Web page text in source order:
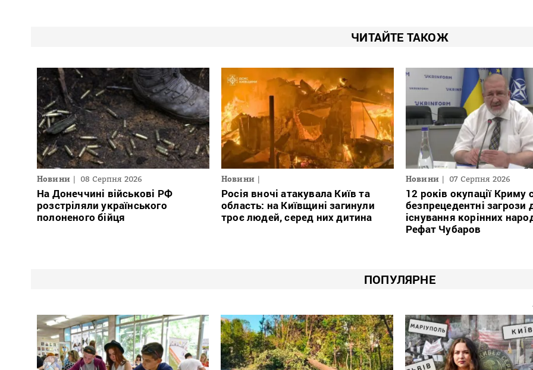
ЧИТАЙТЕ ТАКОЖ
Новини 08 Серпня 2026
На Донеччині військові РФ
розстріляли українського
полоненого бійця
Новини
Росія вночі атакувала Київ та
область: на Київщині загинули
троє людей, серед них дитина
Новини 07 Серпня 2026
12 років окупації Криму
безпрецедентні загрози
існування корінних
Рефат Чубаров
ПОПУЛЯРНЕ